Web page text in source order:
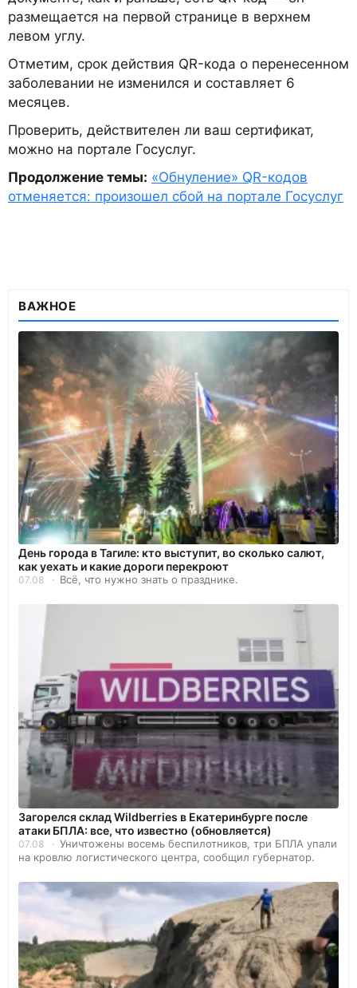
размещается на первой странице в верхнем
левом углу.
Отметим, срок действия QR-кода о перенесенном
заболевании не изменился и составляет 6
месяцев.
Проверить, действителен ли ваш сертификат,
можно на портале Госуслуг.
Продолжение темы: «Обнуление» QR-кодов
отменяется: произошел сбой на портале Госуслуг
ВАЖНОЕ
День города в Тагиле: кто выступит, во сколько салют,
как уехать и какие дороги перекроют
07.08 Всё, что нужно знать о празднике.
Загорелся склад Wildberries в Екатеринбурге после
атаки БПЛА: все, что известно (обновляется)
07.08
Уничтожены восемь беспилотников, три БПЛА упали
на кровлю логистического центра, сообщил губернатор.